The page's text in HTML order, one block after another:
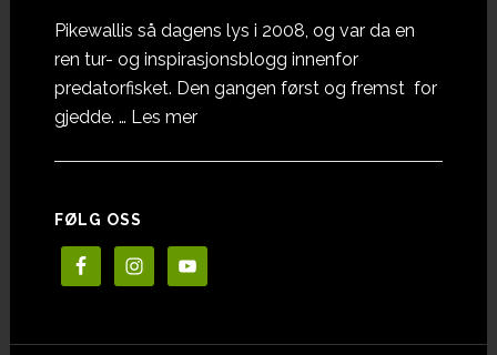
Pikewallis så dagens lys i 2008, og var da en
ren tur- og inspirasjonsblogg innenfor
predatorfisket. Den gangen først og fremst for
gjedde. … Les meromOm
FØLG OSS